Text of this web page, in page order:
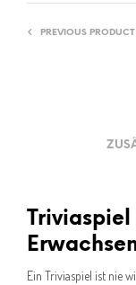
PREVIOUS PRODUCT
Triviaspiel
Ein Triviaspiel ist nie